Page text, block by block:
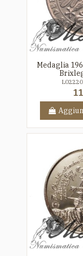
Medaglia